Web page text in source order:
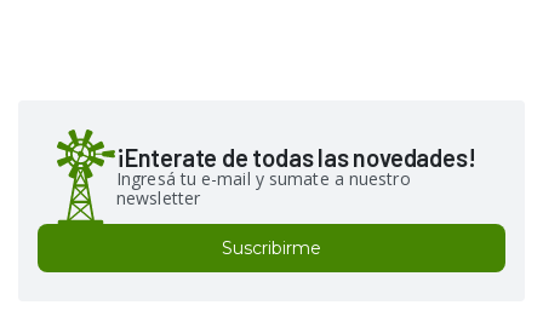
¡Enterate de todas las novedades!
Ingresá tu e-mail y sumate a nuestro
newsletter
Suscribirme